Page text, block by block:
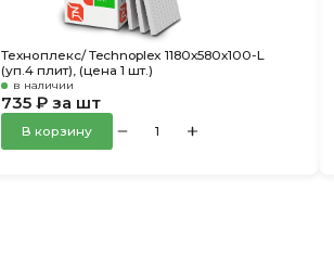
Техноплекс/ Technoplex 1180х580х100-L
(уп.4 плит), (цена 1 шт.)
в наличии
735 ₽ за шт
В корзину